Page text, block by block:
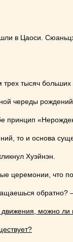
в Цаоси.
тысяч больших
череды
принцип
то и основа
Хуэйнэн.
церемонии, что
обратно?
можно